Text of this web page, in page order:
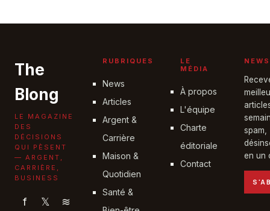
The
Blong
LE MAGAZINE
DES
DÉCISIONS
QUI PÈSENT
— ARGENT,
CARRIÈRE,
BUSINESS
f 𝕏 ≋
RUBRIQUES
News
Articles
Argent &
Carrière
Maison &
Quotidien
Santé &
LE
MÉDIA
À propos
L'équipe
Charte
éditoriale
Contact
spam,
en un